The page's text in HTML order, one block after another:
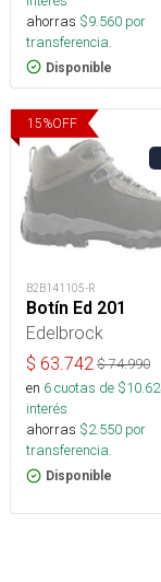
ahorras $9.560 por
transferencia.
Disponible
15%OFF
B2B141105-R
Botín Ed 201
Edelbrock
$ 63.742 $74.990
en 6cuotas de $
interés
ahorras $2.550 por
transferencia.
Disponible